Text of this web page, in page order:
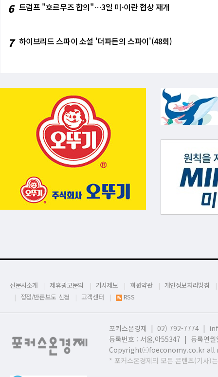
6 트럼프 "호르무즈 합의"⋯3일 미·이란 협상 재개
7 하이브리드 스파이 소설 '더파든의 스파이'(48회)
신문사소개 제휴광고문의 기사제보 회원약관
개인정보처리방침
정정/반론보도 신청
고객센터 RSS
포커스온경제 | 02) 792-7774 |
등록번호 : 서울,아55347 | 등록연
Copyrightⓒfoeconomy.co.kr all
* 포커스온경제의 모든 콘텐츠(기사)